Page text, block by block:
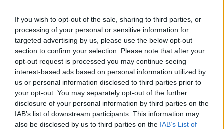
If you wish to opt-out of the sale, sharing to third parties, or
processing of your personal or sensitive information for
targeted advertising by us, please use the below opt-out
section to confirm your selection. Please note that after your
opt-out request is processed you may continue seeing
interest-based ads based on personal information utilized by
us or personal information disclosed to third parties prior to
your opt-out. You may separately opt-out of the further
disclosure of your personal information by third parties on the
IAB’s list of downstream participants. This information may
also be disclosed by us to third parties on the IAB’s List of
POLECAMY TREŚCI Z KATEGORII
CHOROBA WIEŃCOWA